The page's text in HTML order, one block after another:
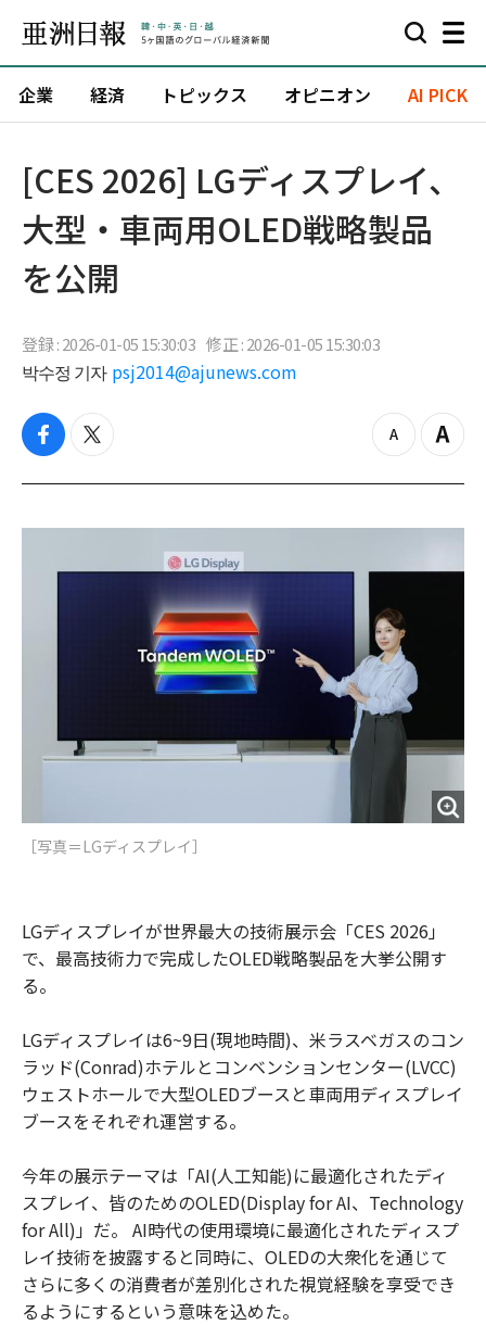
企業 経済 トピックス オピニオン AI PICK
[CES 2026] LGディスプレイ、
大型・車両用OLED戦略製品
を公開
登録 : 2026-01-05 15:30:03 修正 : 2026-01-05 15:30:03
박수정 기자 psj2014@ajunews.com
f
c
b
t
i
t
r
z
o
o
t
Z
o
i
［写真＝LGディスプレイ］
LGディスプレイが世界最大の技術展示会「CES 2026」
で、最高技術力で完成したOLED戦略製品を大挙公開す
る。
LGディスプレイは6~9日(現地時間)、米ラスベガスのコン
ラッド(Conrad)ホテルとコンベンションセンター(LVCC)
ウェストホールで大型OLEDブースと車両用ディスプレイ
ブースをそれぞれ運営する。
今年の展示テーマは「AI(人工知能)に最適化されたディ
スプレイ、皆のためのOLED(Display for AI、Technology
for All)」だ。 AI時代の使用環境に最適化されたディスプ
レイ技術を披露すると同時に、OLEDの大衆化を通じて
さらに多くの消費者が差別化された視覚経験を享受でき
るようにするという意味を込めた。